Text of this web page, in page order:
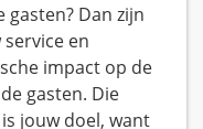
gasten? Dan zijn
en
impact op de
gasten. Die
jouw doel, want